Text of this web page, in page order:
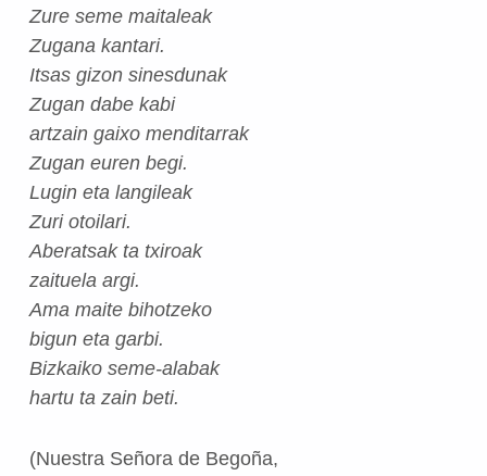
Zure seme maitaleak
Zugana kantari.
Itsas gizon sinesdunak
Zugan dabe kabi
artzain gaixo menditarrak
Zugan euren begi.
Lugin eta langileak
Zuri otoilari.
Aberatsak ta txiroak
zaituela argi.
Ama maite bihotzeko
bigun eta garbi.
Bizkaiko seme-alabak
hartu ta zain beti.
(Nuestra Señora de Begoña,